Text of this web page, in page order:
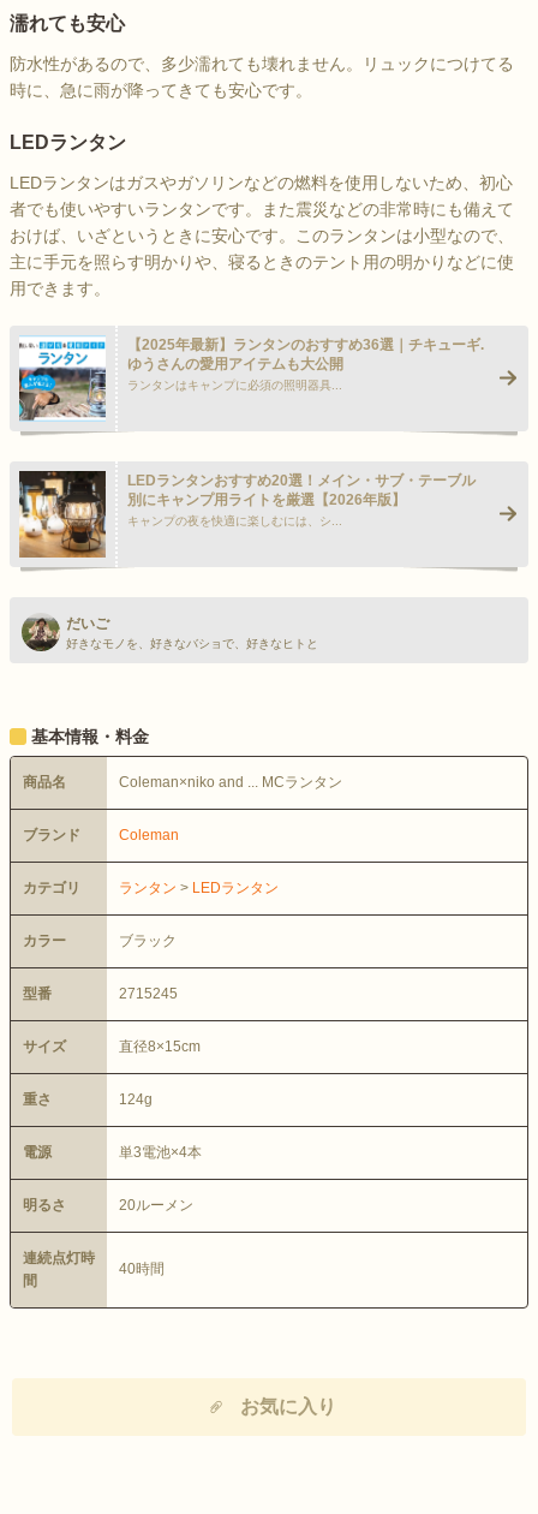
濡れても安心
防水性があるので、多少濡れても壊れません。リュックにつけてる
時に、急に雨が降ってきても安心です。
LEDランタン
LEDランタンはガスやガソリンなどの燃料を使用しないため、初心
者でも使いやすいランタンです。また震災などの非常時にも備えて
おけば、いざというときに安心です。このランタンは小型なので、
主に手元を照らす明かりや、寝るときのテント用の明かりなどに使
用できます。
【2025年最新】ランタンのおすすめ36選｜チキューギ.
ゆうさんの愛用アイテムも大公開
ランタンはキャンプに必須の照明器具...
LEDランタンおすすめ20選！メイン・サブ・テーブル
別にキャンプ用ライトを厳選【2026年版】
キャンプの夜を快適に楽しむには、シ...
だいご
好きなモノを、好きなバショで、好きなヒトと
基本情報・料金
商品名 Coleman×niko and ... MCランタン
ブランド Coleman
カテゴリ ランタン > LEDランタン
カラー ブラック
型番 2715245
サイズ 直径8×15cm
重さ 124g
電源 単3電池×4本
明るさ 20ルーメン
連続点灯時
間
40時間
お気に入り